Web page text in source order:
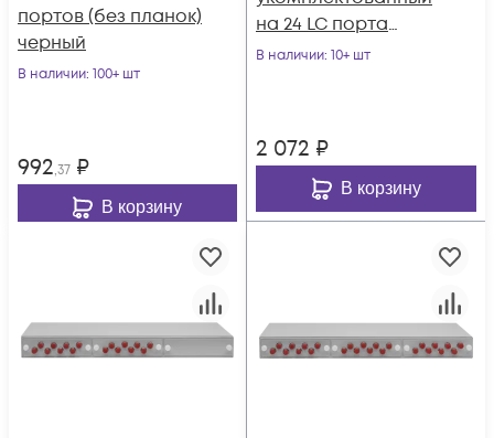
портов (без планок)
черный
В наличии: 100+ шт
992,37 ₽
В корзину
на 24 LC порта
(комплект с
В наличии: 10+ шт
2 072 ₽
В корзину